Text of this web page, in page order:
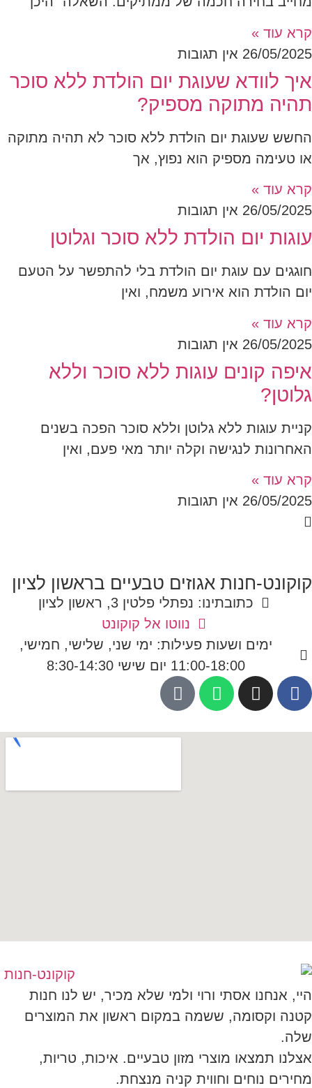
קרא עוד »
26/05/2025 אין תגובות
איך לוודא שעוגת יום הולדת ללא סוכר
תהיה מתוקה מספיק?
החשש שעוגת יום הולדת ללא סוכר לא תהיה מתוקה
או טעימה מספיק הוא נפוץ, אך
קרא עוד »
26/05/2025 אין תגובות
עוגות יום הולדת ללא סוכר וגלוטן
חוגגים עם עוגת יום הולדת בלי להתפשר על הטעם
יום הולדת הוא אירוע משמח, ואין
קרא עוד »
26/05/2025 אין תגובות
איפה קונים עוגות ללא סוכר וללא
גלוטן?
קניית עוגות ללא גלוטן וללא סוכר הפכה בשנים
האחרונות לנגישה וקלה יותר מאי פעם, ואין
קרא עוד »
26/05/2025 אין תגובות
קוקונט-חנות אגוזים טבעיים בראשון לציון
כתובתינו: נפתלי פלטין 3, ראשון לציון
נווטו אל קוקונט
ימים ושעות פעילות: ימי שני, שלישי, חמישי,
11:00-18:00 יום שישי 8:30-14:30
היי, אנחנו אסתי ורוי ולמי שלא מכיר, יש לנו חנות
קטנה וקסומה, ששמה במקום ראשון את המוצרים
שלה.
אצלנו תמצאו מוצרי מזון טבעיים. איכות, טריות,
מחירים נוחים וחווית קניה מנצחת.